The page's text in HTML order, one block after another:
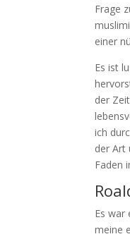
Frage
einer
Es ist
der
ich
der Art
Faden
Es war
meine